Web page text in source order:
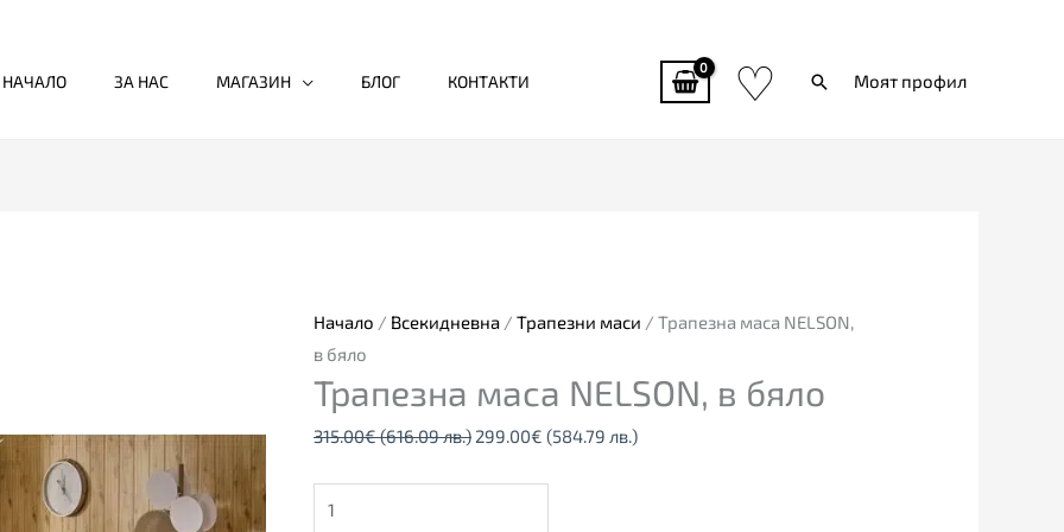
НАЧАЛО ЗА НАС МАГАЗИН БЛОГ КОНТАКТИ ♡ ТърсиМоят профил
Начало / Всекидневна / Трапезни маси / Трапезна маса NELSON,
в бяло
Трапезна маса NELSON, в бяло
315.00€(616.09 лв.)
315.00€
лв.).
299.00€ (584.79 лв.)
299.00€
лв.).
маса
NELSON,
в
бяло